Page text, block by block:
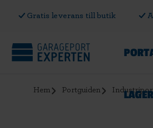
Gratis leverans till butik
Hem Portguiden